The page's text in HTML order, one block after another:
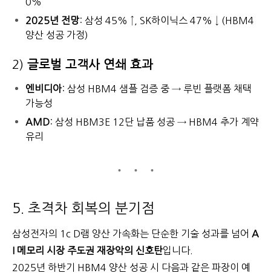
2025년 전망: 삼성 45% ↑, SK하이닉스 47% ↓ (HBM4
양산 성공 가정)
2) 글로벌 고객사 연쇄 효과
엔비디아: 삼성 HBM4 샘플 검증 중 → 루빈 플랫폼 채택
가능성
AMD: 삼성 HBM3E 12단 납품 성공 → HBM4 추가 계약
유리
5. 초격차 회복의 분기점
삼성전자의 1c D램 양산 가속화는 단순한 기술 성과를 넘어 A
I 메모리 시장 주도권 재장악의 신호탄입니다.
2025년 하반기 HBM4 양산 성공 시 다음과 같은 파장이 예